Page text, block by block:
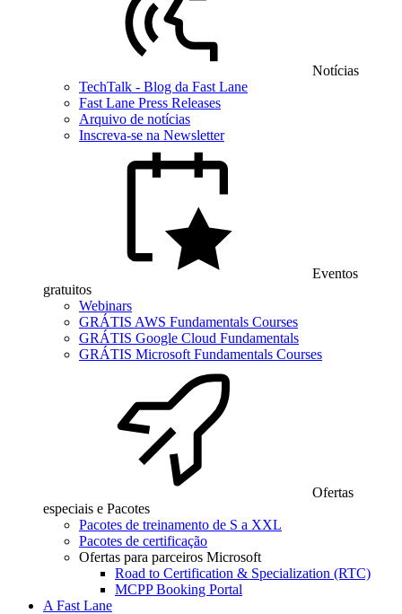
Notícias
TechTalk - Blog da Fast Lane
Fast Lane Press Releases
Arquivo de notícias
Inscreva-se na Newsletter
Eventos
gratuitos
Webinars
GRÁTIS AWS Fundamentals Courses
GRÁTIS Google Cloud Fundamentals
GRÁTIS Microsoft Fundamentals Courses
Ofertas
especiais e Pacotes
Pacotes de treinamento de S a XXL
Pacotes de certificação
Ofertas para parceiros Microsoft
Road to Certification & Specialization (RTC)
MCPP Booking Portal
A Fast Lane